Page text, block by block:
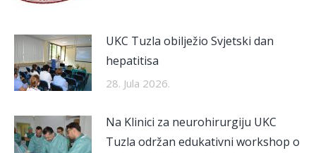
UKC Tuzla obilježio Svjetski dan
hepatitisa
28. Jula 2026.
Na Klinici za neurohirurgiju UKC
Tuzla održan edukativni workshop o